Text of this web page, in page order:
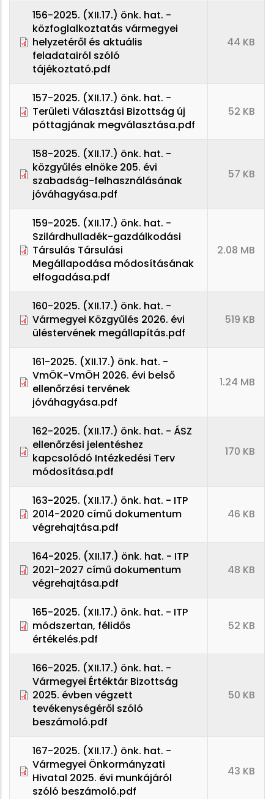
156-2025. (XII.17.) önk. hat. -
közfoglalkoztatás vármegyei
helyzetéről és aktuális
feladatairól szóló
tájékoztató.pdf
44 KB
157-2025. (XII.17.) önk. hat. -
Területi Választási Bizottság új
póttagjának megválasztása.pdf
52 KB
158-2025. (XII.17.) önk. hat. -
közgyűlés elnöke 205. évi
szabadság-felhasználásának
jóváhagyása.pdf
57 KB
159-2025. (XII.17.) önk. hat. -
Szilárdhulladék-gazdálkodási
Társulás Társulási
Megállapodása módosításának
elfogadása.pdf
2.08 MB
160-2025. (XII.17.) önk. hat. -
Vármegyei Közgyűlés 2026. évi
üléstervének megállapítás.pdf
519 KB
161-2025. (XII.17.) önk. hat. -
VmÖK-VmÖH 2026. évi belső
ellenőrzési tervének
jóváhagyása.pdf
1.24 MB
162-2025. (XII.17.) önk. hat. - ÁSZ
ellenőrzési jelentéshez
kapcsolódó Intézkedési Terv
módosítása.pdf
170 KB
163-2025. (XII.17.) önk. hat. - ITP
2014-2020 című dokumentum
végrehajtása.pdf
46 KB
164-2025. (XII.17.) önk. hat. - ITP
2021-2027 című dokumentum
végrehajtása.pdf
48 KB
165-2025. (XII.17.) önk. hat. - ITP
módszertan, félidős
értékelés.pdf
52 KB
166-2025. (XII.17.) önk. hat. -
Vármegyei Értéktár Bizottság
2025. évben végzett
tevékenységéről szóló
beszámoló.pdf
50 KB
167-2025. (XII.17.) önk. hat. -
Vármegyei Önkormányzati
Hivatal 2025. évi munkájáról
szóló beszámoló.pdf
43 KB